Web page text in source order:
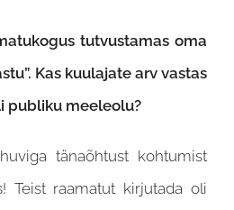
tutvustamas oma
Kas kuulajate arv vastas
publiku meeleolu?
tänaõhtust kohtumist
Teist raamatut kirjutada oli